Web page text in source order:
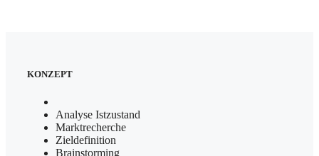
KONZEPT
Analyse Istzustand
Marktrecherche
Zieldefinition
Brainstorming